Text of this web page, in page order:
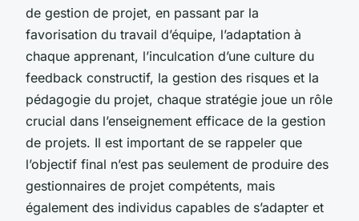
de gestion de projet, en passant par la
favorisation du travail d’équipe, l’adaptation à
chaque apprenant, l’inculcation d’une culture du
feedback constructif, la gestion des risques et la
pédagogie du projet, chaque stratégie joue un rôle
crucial dans l’enseignement efficace de la gestion
de projets. Il est important de se rappeler que
l’objectif final n’est pas seulement de produire des
gestionnaires de projet compétents, mais
également des individus capables de s’adapter et